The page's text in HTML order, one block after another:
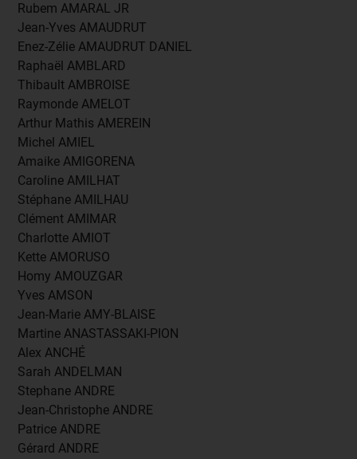
Rubem AMARAL JR
Jean-Yves AMAUDRUT
Enez-Zélie AMAUDRUT DANIEL
Raphaël AMBLARD
Thibault AMBROISE
Raymonde AMELOT
Arthur Mathis AMEREIN
Michel AMIEL
Amaike AMIGORENA
Caroline AMILHAT
Stéphane AMILHAU
Clément AMIMAR
Charlotte AMIOT
Kette AMORUSO
Homy AMOUZGAR
Yves AMSON
Jean-Marie AMY-BLAISE
Martine ANASTASSAKI-PION
Alex ANCHÉ
Sarah ANDELMAN
Stephane ANDRE
Jean-Christophe ANDRE
Patrice ANDRE
Gérard ANDRE